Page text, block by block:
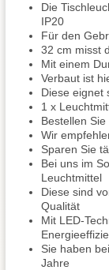
Die
IP20
Für den
32 cm misst
Mit einem
Verbaut ist
Diese eignet
1 x
Bestellen
Wir
Sparen Sie
Bei uns im
Leuchtmittel
Diese sind
Qualität
Mit LED-
Sie haben
Jahre